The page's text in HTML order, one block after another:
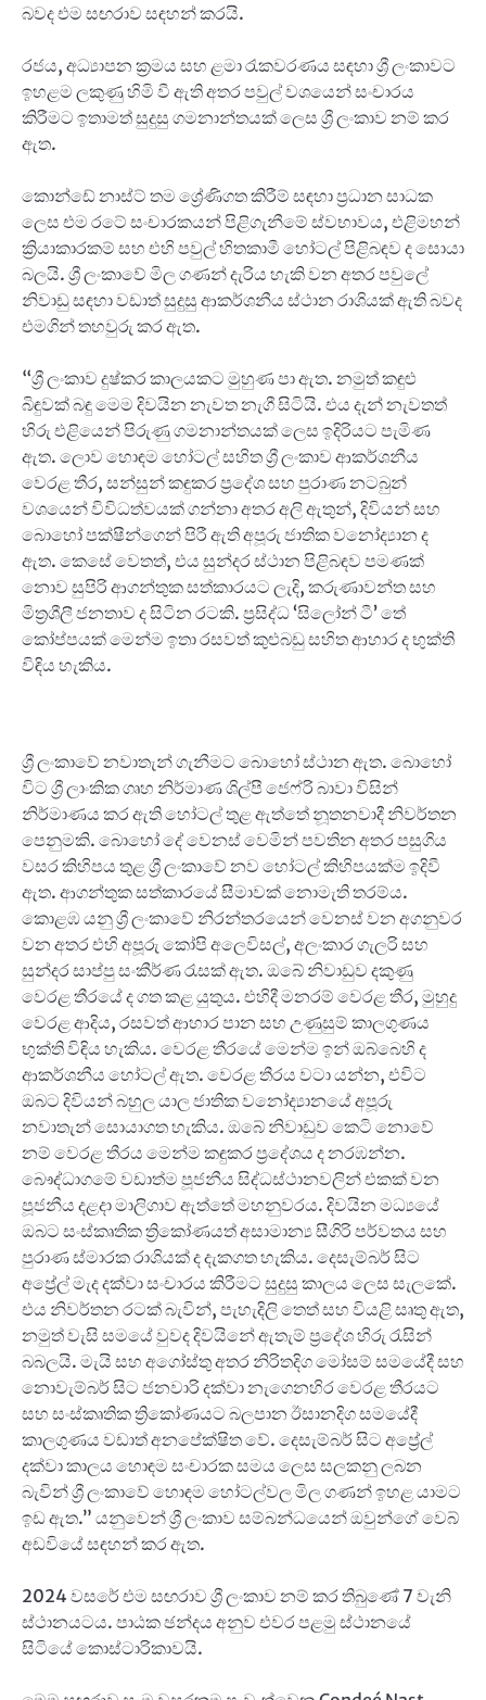
බවද එම සඟරාව සඳහන් කරයි.
රජය, අධ්‍යාපන ක්‍රමය සහ ළමා රැකවරණය සඳහා ශ්‍රී ලංකාවට
ඉහළම ලකුණු හිමි වී ඇති අතර පවුල් වශයෙන් සංචාරය
කිරීමට ඉතාමත් සුදුසු ගමනාන්තයක් ලෙස ශ්‍රී ලංකාව නම් කර
ඇත.
කොන්ඩේ නාස්ට් තම ශ්‍රේණිගත කිරීම් සඳහා ප්‍රධාන සාධක
ලෙස එම රටේ සංචාරකයන් පිළිගැනීමේ ස්වභාවය, එළිමහන්
ක්‍රියාකාරකම් සහ එහි පවුල් හිතකාමී හෝටල් පිළිබඳව ද සොයා
බලයි. ශ්‍රී ලංකාවේ මිල ගණන් දැරිය හැකි වන අතර පවුලේ
නිවාඩු සඳහා වඩාත් සුදුසු ආකර්ශනීය ස්ථාන රාශියක් ඇති බවද
එමගින් තහවුරු කර ඇත.
“ශ්‍රී ලංකාව දුෂ්කර කාලයකට මුහුණ පා ඇත. නමුත් කඳුළු
බිඳුවක් බඳු මෙම දිවයින නැවත නැගී සිටියි. එය දැන් නැවතත්
හිරු එළියෙන් පිරුණු ගමනාන්තයක් ලෙස ඉදිරියට පැමිණ
ඇත. ලොව හොඳම හෝටල් සහිත ශ්‍රී ලංකාව ආකර්ශනීය
වෙරළ තීර, සන්සුන් කඳුකර ප්‍රදේශ සහ පුරාණ නටබුන්
වශයෙන් විවිධත්වයක් ගන්නා අතර අලි ඇතුන්, දිවියන් සහ
බොහෝ පක්ෂීන්ගෙන් පිරී ඇති අපූරු ජාතික වනෝද්‍යාන ද
ඇත. කෙසේ වෙතත්, එය සුන්දර ස්ථාන පිළිබඳව පමණක්
නොව සුපිරි ආගන්තුක සත්කාරයට ලැදි, කරුණාවන්ත සහ
මිත්‍රශීලී ජනතාව ද සිටින රටකි. ප්‍රසිද්ධ ‘සිලෝන් ටී’ තේ
කෝප්පයක් මෙන්ම ඉතා රසවත් කුළුබඩු සහිත ආහාර ද භුක්ති
විඳිය හැකිය.
ශ්‍රී ලංකාවේ නවාතැන් ගැනීමට බොහෝ ස්ථාන ඇත. බොහෝ
විට ශ්‍රී ලාංකික ගෘහ නිර්මාණ ශිල්පී ජෙෆ්රි බාවා විසින්
නිර්මාණය කර ඇති හෝටල් තුළ ඇත්තේ නූතනවාදී නිවර්තන
පෙනුමකි. බොහෝ දේ වෙනස් වෙමින් පවතින අතර පසුගිය
වසර කිහිපය තුළ ශ්‍රී ලංකාවේ නව හෝටල් කිහිපයක්ම ඉදිවී
ඇත. ආගන්තුක සත්කාරයේ සීමාවක් නොමැති තරම්ය.
කොළඹ යනු ශ්‍රී ලංකාවේ නිරන්තරයෙන් වෙනස් වන අගනුවර
වන අතර එහි අපූරු කෝපි අලෙවිසල්, අලංකාර ගැලරි සහ
සුන්දර සාප්පු සංකීර්ණ රැසක් ඇත. ඔබේ නිවාඩුව දකුණු
වෙරළ තීරයේ ද ගත කළ යුතුය. එහිදී මනරම් වෙරළ තීර, මුහුදු
වෙරළ ආදිය, රසවත් ආහාර පාන සහ උණුසුම් කාලගුණය
භුක්ති විඳිය හැකිය. වෙරළ තීරයේ මෙන්ම ඉන් ඔබ්බෙහි ද
ආකර්ශනීය හෝටල් ඇත. වෙරළ තීරය වටා යන්න, එවිට
ඔබට දිවියන් බහුල යාල ජාතික වනෝද්‍යානයේ අපූරු
නවාතැන් සොයාගත හැකිය. ඔබේ නිවාඩුව කෙටි නොවේ
නම් වෙරළ තීරය මෙන්ම කඳුකර ප්‍රදේශය ද නරඹන්න.
බෞද්ධාගමේ වඩාත්ම පූජනීය සිද්ධස්ථානවලින් එකක් වන
පූජනීය දළදා මාලිගාව ඇත්තේ මහනුවරය. දිවයින මධ්‍යයේ
ඔබට සංස්කෘතික ත්‍රිකෝණයත් අසාමාන්‍ය සීගිරි පර්වතය සහ
පුරාණ ස්මාරක රාශියක් ද දැකගත හැකිය. දෙසැම්බර් සිට
අප්‍රේල් මැද දක්වා සංචාරය කිරීමට සුදුසු කාලය ලෙස සැලකේ.
එය නිවර්තන රටක් බැවින්, පැහැදිලි තෙත් සහ වියළි සෘතු ඇත,
නමුත් වැසි සමයේ වුවද දිවයිනේ ඇතැම් ප්‍රදේශ හිරු රැසින්
බබලයි. මැයි සහ අගෝස්තු අතර නිරිතදිග මෝසම් සමයේදී සහ
නොවැම්බර් සිට ජනවාරි දක්වා නැගෙනහිර වෙරළ තීරයට
සහ සංස්කෘතික ත්‍රිකෝණයට බලපාන ඊසානදිග සමයේදී
කාලගුණය වඩාත් අනපේක්ෂිත වේ. දෙසැම්බර් සිට අප්‍රේල්
දක්වා කාලය හොඳම සංචාරක සමය ලෙස සලකනු ලබන
බැවින් ශ්‍රී ලංකාවේ හොඳම හෝටල්වල මිල ගණන් ඉහළ යාමට
ඉඩ ඇත.” යනුවෙන් ශ්‍රී ලංකාව සම්බන්ධයෙන් ඔවුන්ගේ වෙබ්
අඩවියේ සඳහන් කර ඇත.
2024 වසරේ එම සඟරාව ශ්‍රී ලංකාව නම් කර තිබුණේ 7 වැනි
ස්ථානයටය. පාඨක ඡන්දය අනුව එවර පළමු ස්ථානයේ
සිටියේ කොස්ටාරිකාවයි.